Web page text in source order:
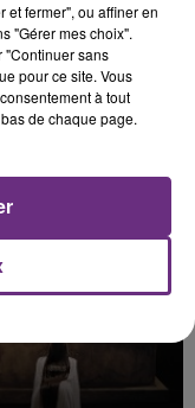
FERME
ville
et fermer", ou affiner en
"Gérer mes choix".
"Continuer sans
pour ce site. Vous
à tout
de chaque page.